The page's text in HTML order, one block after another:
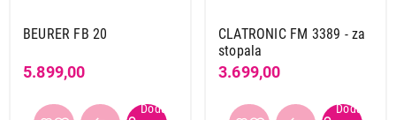
Boja
crna
5
BEURER FB 20
5.899,00
CLATRONIC FM 3389 - za
stopala
3.699,00